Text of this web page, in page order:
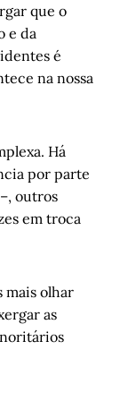
que o
e da
é
na nossa
Há
por parte
outros
em troca
mais olhar
as